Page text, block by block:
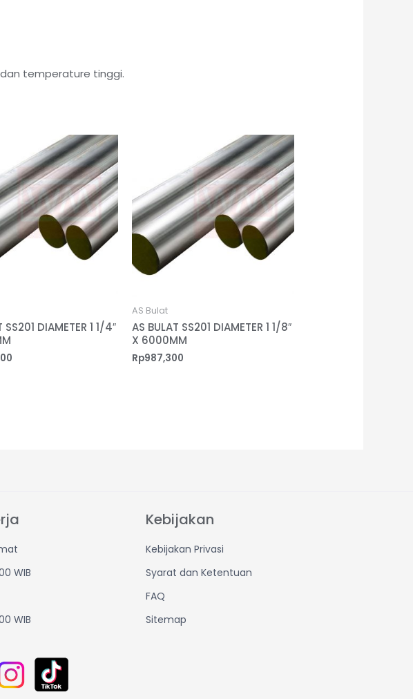
temperature tinggi.
SS201 DIAMETER 1 1/4″
AS Bulat
AS BULAT SS201 DIAMETER 1 1/8″
X 6000MM
Rp987,300
WIB
WIB
Kebijakan
Kebijakan Privasi
Syarat dan Ketentuan
FAQ
Sitemap